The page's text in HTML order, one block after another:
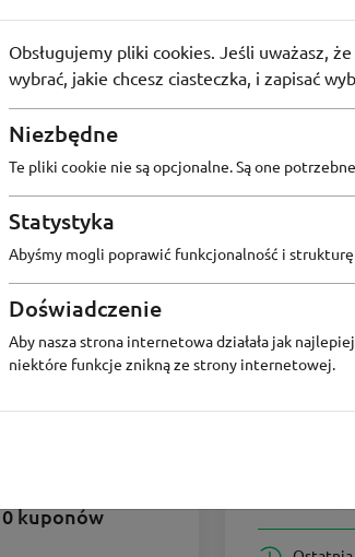
-25% 11osób użyło
0 kuponów
Aktualne
i kupony
Obsługujemy pliki cookies. Jeśli uważasz,
wybrać, jakie chcesz ciasteczka, i zapisać
Niezbędne
Te pliki cookie nie są opcjonalne. Są one
Statystyka
Abyśmy mogli poprawić funkcjonalność i
Doświadczenie
Aby nasza strona internetowa działała jak
niektóre funkcje znikną ze strony internetowej.